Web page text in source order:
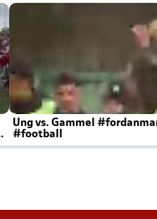
Ung vs. Gammel
#football